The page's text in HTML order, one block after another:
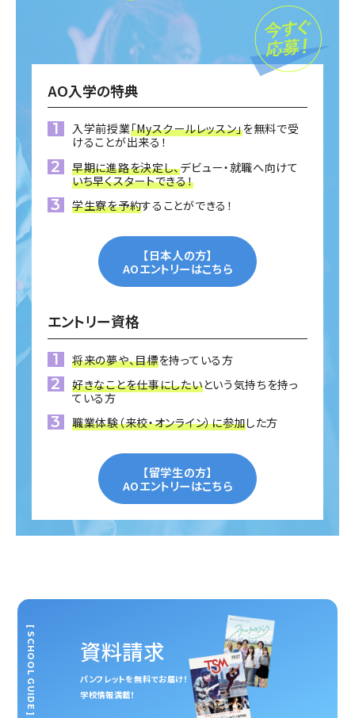
AO入学の特典
入学前授業「Myスクールレッスン」を無料で受
けることが出来る！
早期に進路を決定し、デビュー・就職へ向けて
いち早くスタートできる！
学生寮を予約することができる！
【日本人の方】
AOエントリーはこちら
エントリー資格
将来の夢や、目標を持っている方
好きなことを仕事にしたいという気持ちを持っ
ている方
職業体験（来校・オンライン）に参加した方
【留学生の方】
AOエントリーはこちら
資料請求
パンフレットを無料でお届け！
学校情報満載！
[ SCHOOL GUIDE ]